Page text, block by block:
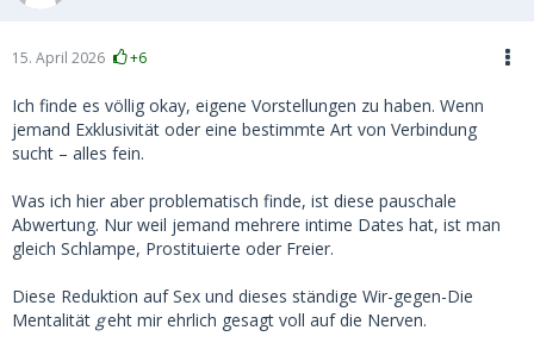
du dein männliches Ich fortan öfters, genießt aber auch 3
männlichen ich erzählst du natürlich nichts davon... lügen
Ich will damit sagen, du weißt es nicht! Du kannst es nicht
wissen! Die Spermienspeicher haben keinen
600 Kilomenter und weit ist keine Abnutzung, sondern
signalisieren lediglich den Grad der Erregung verbunden
mit Entspannung und wachsender Menge an Feuchtigkeit...
15. April 2026 +6
Ich finde es völlig okay, eigene Vorstellungen zu haben. Wenn
jemand Exklusivität oder eine bestimmte Art von Verbindung
sucht – alles fein.
Was ich hier aber problematisch finde, ist diese pauschale
Abwertung. Nur weil jemand mehrere intime Dates hat, ist man
gleich Schlampe, Prostituierte oder Freier.
Diese Reduktion auf Sex und dieses ständige Wir-gegen-Die
Mentalität geht mir ehrlich gesagt voll auf die Nerven.